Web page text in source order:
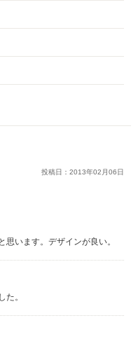
投稿日： 2013年02 月06日
います。デザインが良い。
た。